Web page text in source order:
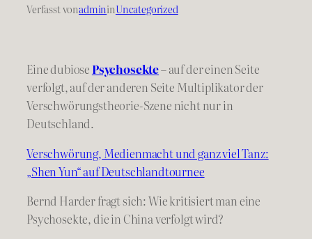
Verfasst vonadmininUncategorized
Eine dubiose Psychosekte– auf der einen Seite
verfolgt, auf der anderen Seite Multiplikator der
Verschwörungstheorie-Szene nicht nur in
Deutschland.
Verschwörung, Medienmacht und ganz viel Tanz:
„Shen Yun“ auf Deutschlandtournee
Bernd Harder fragt sich: Wie kritisiert man eine
Psychosekte, die in China verfolgt wird?